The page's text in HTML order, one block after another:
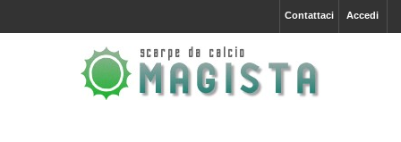
Accedi
Contattaci